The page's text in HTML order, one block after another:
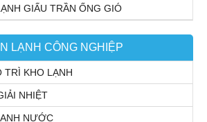
GIẤU TRẦN ỐNG GIÓ
LẠNH CÔNG NGHIỆP
TRÌ KHO LẠNH
NHIỆT
NƯỚC